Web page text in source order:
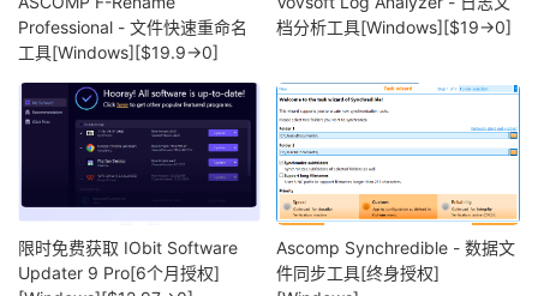
Professional - 文件快速重命名
工具[Windows][$19.9→0]
档分析工具[Windows][$19→0]
限时免费获取 IObit Software
Updater 9 Pro[6个月授权]
Ascomp Synchredible - 数据文
件同步工具[终身授权]